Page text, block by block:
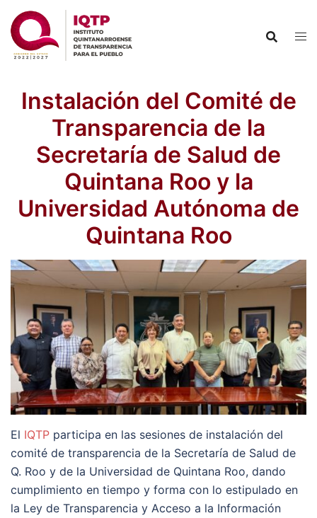
Saltar
contenido
Instalación del Comité de
Transparencia de la
Secretaría de Salud de
Quintana Roo y la
Universidad Autónoma de
Quintana Roo
El IQTP participa en las sesiones de instalación del
comité de transparencia de la Secretaría de Salud de
Q. Roo y de la Universidad de Quintana Roo, dando
cumplimiento en tiempo y forma con lo estipulado en
la Ley de Transparencia y Acceso a la Información